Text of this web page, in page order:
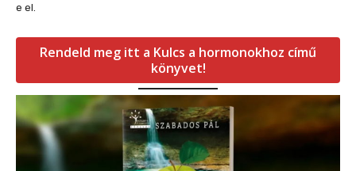
e el.
Rendeld meg itt a Kulcs a hormonokhoz című
könyvet!